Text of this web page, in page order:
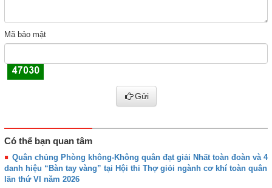
Mã bảo mật
Gửi
Có thể bạn quan tâm
Quân chủng Phòng không-Không quân đạt giải Nhất toàn đoàn và 4
danh hiệu “Bàn tay vàng” tại Hội thi Thợ giỏi ngành cơ khí toàn quân
lần thứ VI năm 2026